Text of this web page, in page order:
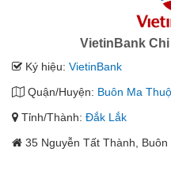
VietinBank
Ký hiệu: VietinBank
Quận/Huyện: Buôn Ma
Tỉnh/Thành: Đắk Lắk
35 Nguyễn Tất Thành,